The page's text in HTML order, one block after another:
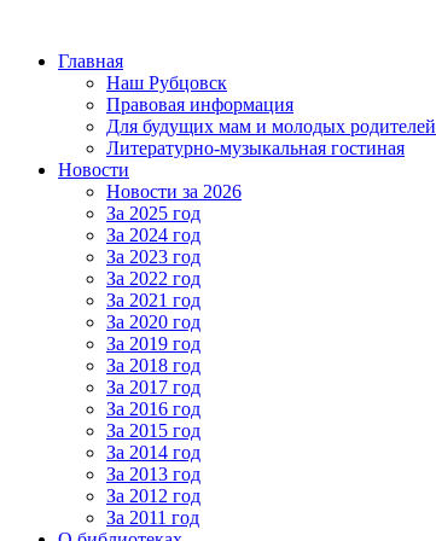
Главная
Наш Рубцовск
Правовая информация
Для будущих мам и молодых родителей
Литературно-музыкальная гостиная
Новости
Новости за 2026
За 2025 год
За 2024 год
За 2023 год
За 2022 год
За 2021 год
За 2020 год
За 2019 год
За 2018 год
За 2017 год
За 2016 год
За 2015 год
За 2014 год
За 2013 год
За 2012 год
За 2011 год